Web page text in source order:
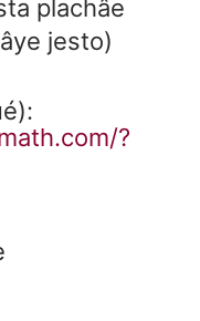
plachâe
jesto)
?